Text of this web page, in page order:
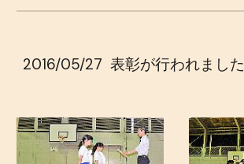
2016/05/27表彰が行われました